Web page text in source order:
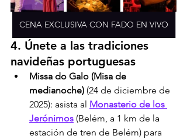
CENA EXCLUSIVA CON FADO EN VIVO
4. Únete a las tradiciones
navideñas portuguesas
Missa do Galo (Misa de
medianoche) (24 de diciembre de
2025): asista al Monasterio de los
Jerónimos (Belém, a 1 km de la
estación de tren de Belém) para